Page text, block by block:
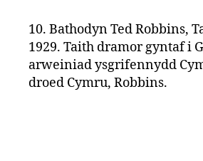
10. Bathodyn Ted Robbins,
1929. Taith dramor gyntaf i
arweiniad ysgrifennydd
droed Cymru, Robbins.